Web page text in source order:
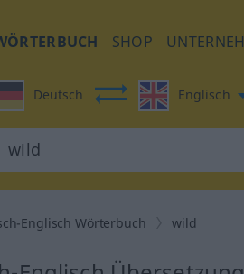
SHOP
Deutsch Englisch
Englisch Wörterbuch wild